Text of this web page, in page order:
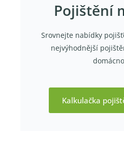
Pojištění
Srovnejte nabídky
nejvýhodnější
Kalkulačka